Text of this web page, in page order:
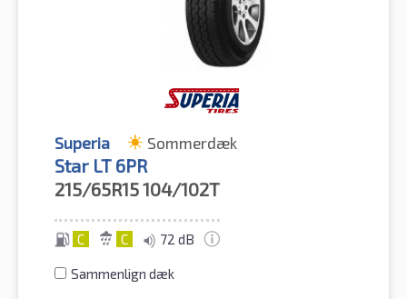
Superia Sommerdæk
Star LT 6PR
215/65R15104/102T
C C 72 dB
Sammenlign dæk